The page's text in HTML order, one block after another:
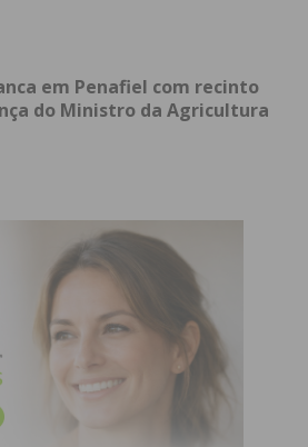
em Penafiel com recinto
do Ministro da Agricultura